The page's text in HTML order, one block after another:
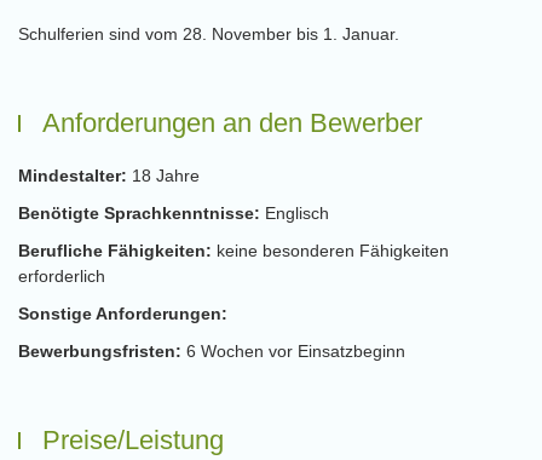
Schulferien sind vom 28. November bis 1. Januar.
Anforderungen an den Bewerber
Mindestalter: 18 Jahre
Benötigte Sprachkenntnisse: Englisch
Berufliche Fähigkeiten: keine besonderen Fähigkeiten
erforderlich
Sonstige Anforderungen:
Bewerbungsfristen: 6 Wochen vor Einsatzbeginn
Preise/Leistung